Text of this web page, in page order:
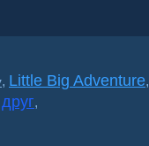
, Little Big Adventure,
,